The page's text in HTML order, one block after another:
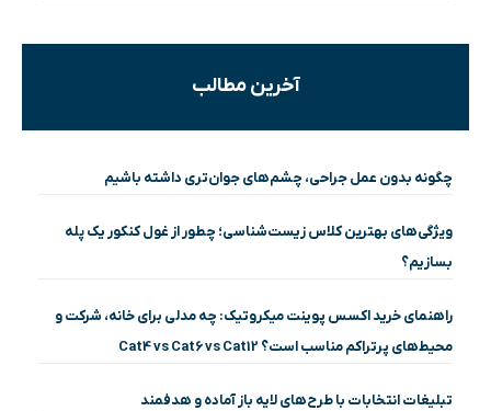
آخرین مطالب
چگونه بدون عمل جراحی، چشم‌های جوان‌تری داشته باشیم
ویژگی‌های بهترین کلاس زیست‌شناسی؛ چطور از غول کنکور یک پله
بسازیم؟
راهنمای خرید اکسس پوینت میکروتیک: چه مدلی برای خانه، شرکت و
محیط‌های پرتراکم مناسب است؟ Cat4 vs Cat6 vs Cat12
تبلیغات انتخابات با طرح‌های لایه باز آماده و هدفمند